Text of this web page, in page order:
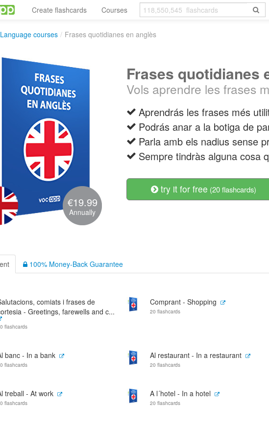
Create flashcards Courses
Language courses / Frases quotidianes en anglès
€19.99
Annually
Frases quotidianes
Vols aprendre les frases
Aprendrás les frases més
Podrás anar a la botiga de
Parla amb els nadius sense
Sempre tindràs alguna cosa
try it for free (20 flashcards)
100% Money-Back Guarantee
comiats i frases de
- Greetings, farewells and c...
flashcards
Comprant - Shopping
20 flashcards
banc - In a bank
flashcards
Al restaurant - In a restaurant
20 flashcards
treball - At work
flashcards
A l´hotel - In a hotel
20 flashcards